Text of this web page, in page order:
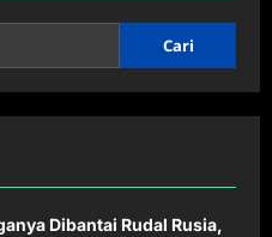
Cari
Dibantai Rudal Rusia,